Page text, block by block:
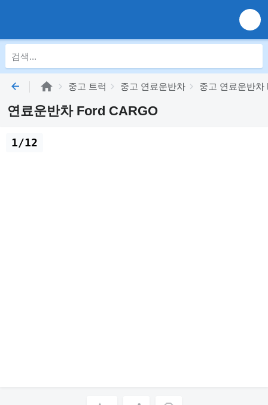
중고 트럭 중고 연료운반차 중고 연료운반차
연료운반차 Ford CARGO
1/12